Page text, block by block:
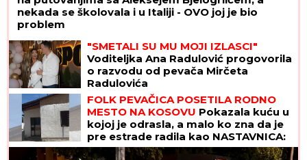
nekada se školovala i u Italiji - OVO joj je bio
problem
"SMETALI SU MU MOJI IZLASCI"
Voditeljka Ana Radulović progovorila
o razvodu od pevača Mirčeta
Radulovića
FOLK PEVAČICA POSETILA RODNO
MESTO NA KOSOVU Pokazala kuću u
kojoj je odrasla, a malo ko zna da je
pre estrade radila kao NASTAVNICA:
"Svaki put plačem" (VIDEO)